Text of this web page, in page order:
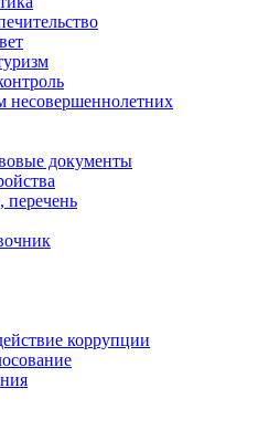
несовершеннолетних
документы
коррупции